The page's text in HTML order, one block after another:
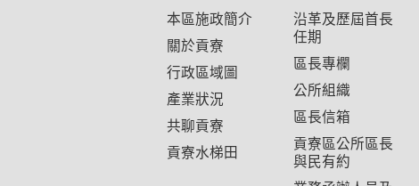
本區施政簡介
關於貢寮
行政區域圖
產業狀況
共聊貢寮
貢寮水梯田
沿革及歷屆首長
任期
區長專欄
公所組織
區長信箱
貢寮區公所區長
與民有約